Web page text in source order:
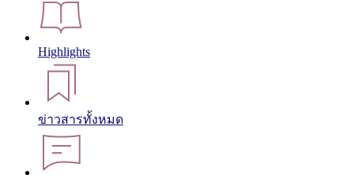
Highlights
ข่าวสารทั้งหมด